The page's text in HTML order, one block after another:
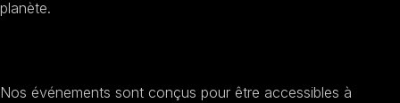
planète.
Nos événements sont conçus pour être accessibles à